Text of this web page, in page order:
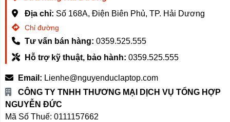
Địa chỉ: Số 168A, Điện Biên Phủ, TP. Hải Dương
Chỉ đường
Tư vấn bán hàng: 0359.525.555
Hỗ trợ kỹ thuật, bảo hành: 0359.525.555
Email: Lienhe@nguyenduclaptop.com
CÔNG TY TNHH THƯƠNG MẠI DỊCH VỤ TỔNG HỢP
NGUYỄN ĐỨC
Mã Số Thuế: 0111157662